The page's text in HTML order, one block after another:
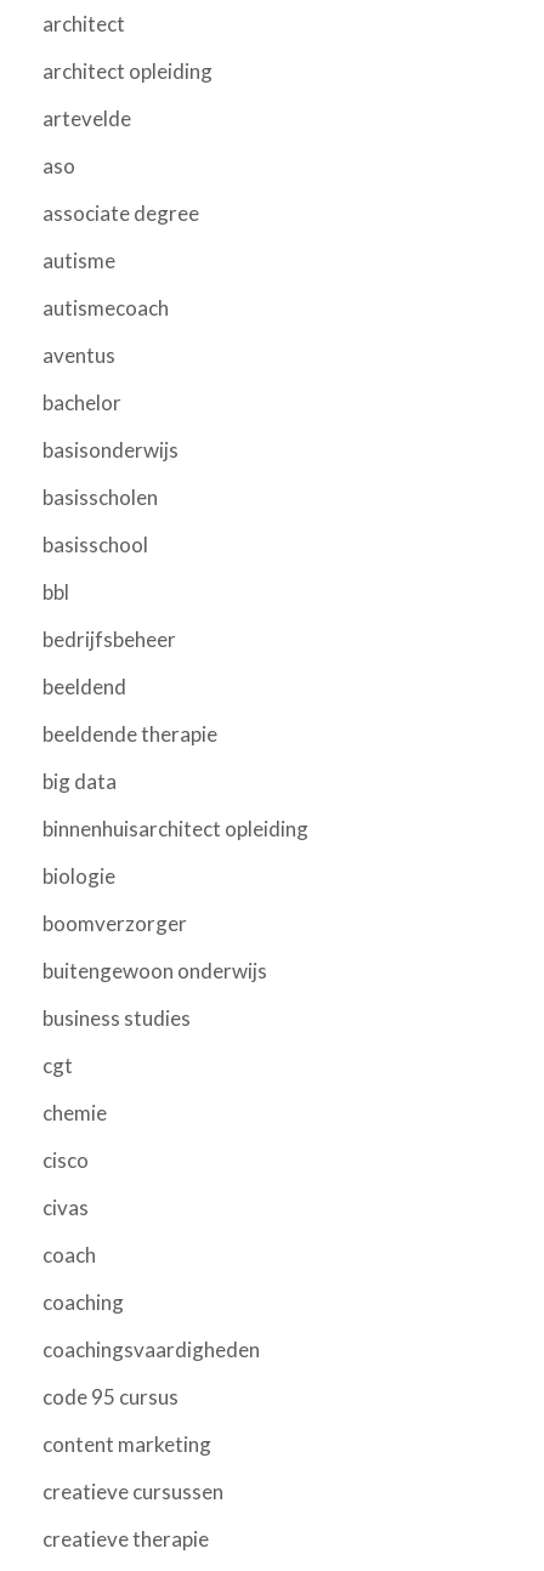
architect
architect opleiding
artevelde
aso
associate degree
autisme
autismecoach
aventus
bachelor
basisonderwijs
basisscholen
basisschool
bbl
bedrijfsbeheer
beeldend
beeldende therapie
big data
binnenhuisarchitect opleiding
biologie
boomverzorger
buitengewoon onderwijs
business studies
cgt
chemie
cisco
civas
coach
coaching
coachingsvaardigheden
code 95 cursus
content marketing
creatieve cursussen
creatieve therapie